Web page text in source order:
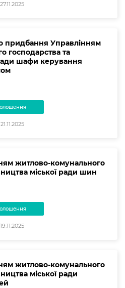
27.11.2025
придбання Управлінням
господарства та
шафи керування
21.11.2025
житлово-комунального
міської ради шин
19.11.2025
житлово-комунального
міської ради